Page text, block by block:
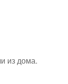
из дома.